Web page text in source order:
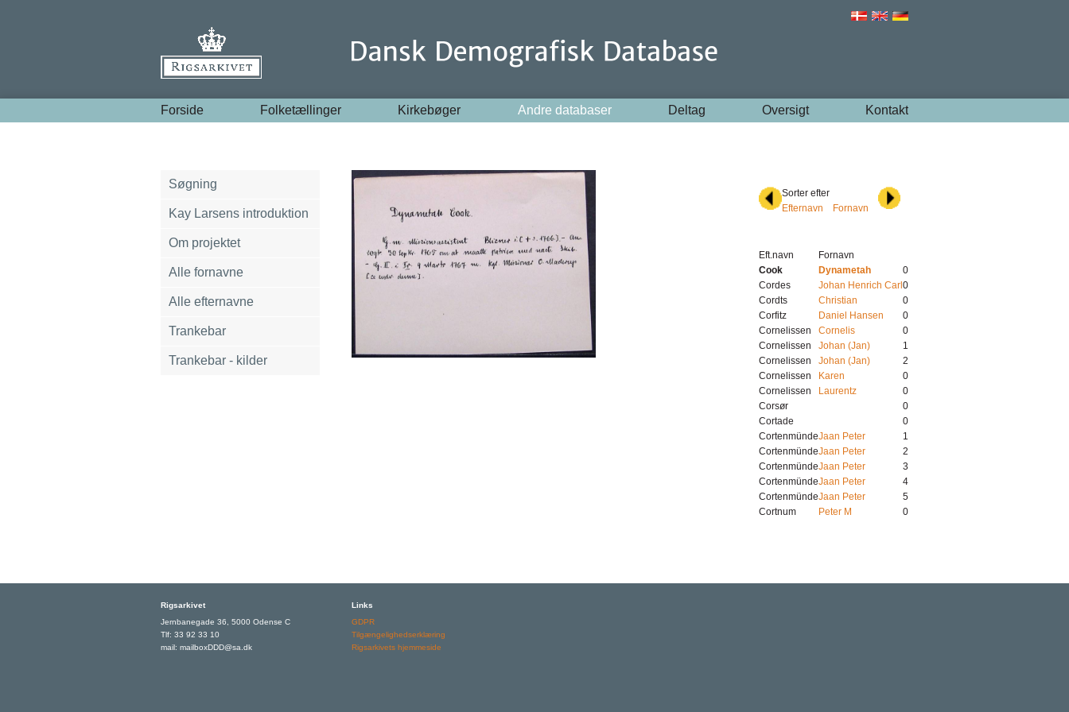
Forside Folketællinger Kirkebøger Andre databaser Deltag Oversigt Kontakt
Søgning
Kay Larsens introduktion
Om projektet
Alle fornavne
Alle efternavne
Trankebar
Trankebar - kilder
Sorter efter
Efternavn
Fornavn
Eft.navn
Fornavn
Cook
Dynametah
0
Cordes
Johan Henrich Carl 0
Cordts
Christian
0
Corfitz
Daniel Hansen
0
Cornelissen
Cornelis
0
Cornelissen
Johan (Jan)
1
Cornelissen
Johan (Jan)
2
Cornelissen
Karen
0
Cornelissen
Laurentz
0
Corsør
0
Cortade
0
CortenmündeJaan Peter
1
CortenmündeJaan Peter
2
CortenmündeJaan Peter
3
CortenmündeJaan Peter
4
CortenmündeJaan Peter
5
Cortnum
Peter M 0
Rigsarkivet
Jernbanegade 36, 5000 Odense C
Tlf: 33 92 33 10
mail: mailboxDDD@sa.dk
Links
GDPR
Tilgængelighedserklæring
Rigsarkivets hjemmeside